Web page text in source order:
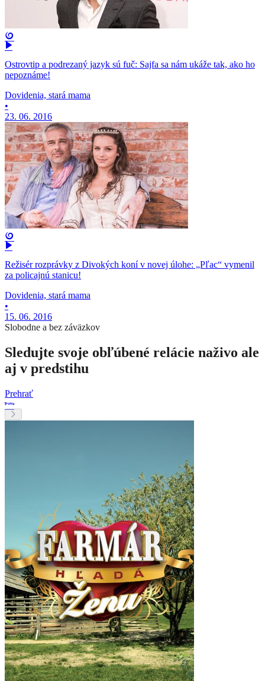
Ostrovtip a podrezaný jazyk sú fuč: Sajfa sa nám ukáže tak, ako ho
nepoznáme!
Dovidenia, stará mama
•
23. 06. 2016
Režisér rozprávky z Divokých koní v novej úlohe: „Pľac“ vymenil
za policajnú stanicu!
Dovidenia, stará mama
•
15. 06. 2016
Slobodne a bez záväzkov
Sledujte svoje obľúbené relácie naživo ale
aj v predstihu
Prehrať